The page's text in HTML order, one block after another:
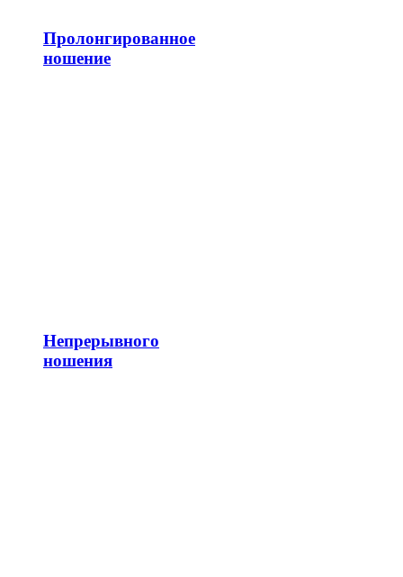
Пролонгированное
ношение
Непрерывного
ношения